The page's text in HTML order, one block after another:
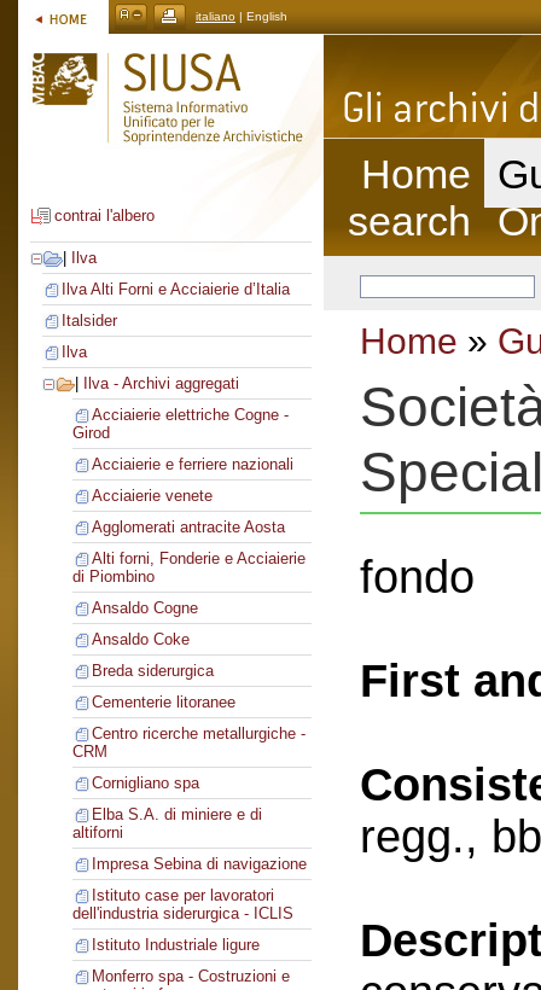
italiano | English
contrai l'albero
Ilva
Ilva Alti Forni e Acciaierie d’Italia
Italsider
Ilva
Ilva - Archivi aggregati
Acciaierie elettriche Cogne -
Girod
Acciaierie e ferriere nazionali
Acciaierie venete
Agglomerati antracite Aosta
Alti forni, Fonderie e Acciaierie
di Piombino
Ansaldo Cogne
Ansaldo Coke
Breda siderurgica
Cementerie litoranee
Centro ricerche metallurgiche -
CRM
Cornigliano spa
Elba S.A. di miniere e di
altiforni
Impresa Sebina di navigazione
Istituto case per lavoratori
dell'industria siderurgica - ICLIS
Istituto Industriale ligure
Monferro spa - Costruzioni e
Home
search
Home »
fondo
First
regg.,